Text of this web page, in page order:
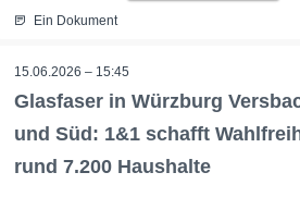
Ein Dokument
15.06.2026 – 15:45
Glasfaser in Würzburg
und Süd: 1&1 schafft
rund 7.200 Haushalte